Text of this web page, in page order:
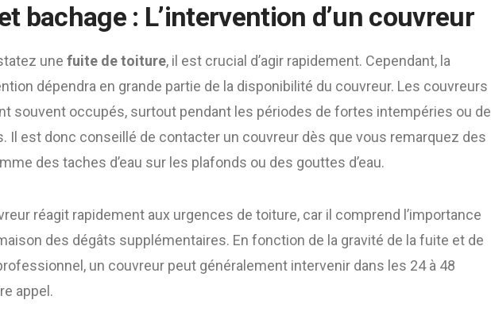
bachage : L’intervention d’un couvreur
une fuite de toiture, il est crucial d’agir rapidement. Cependant, la
dépendra en grande partie de la disponibilité du couvreur. Les couvreurs
souvent occupés, surtout pendant les périodes de fortes intempéries ou de
Il est donc conseillé de contacter un couvreur dès que vous remarquez des
des taches d’eau sur les plafonds ou des gouttes d’eau.
réagit rapidement aux urgences de toiture, car il comprend l’importance
des dégâts supplémentaires. En fonction de la gravité de la fuite et de
un couvreur peut généralement intervenir dans les 24 à 48
appel.